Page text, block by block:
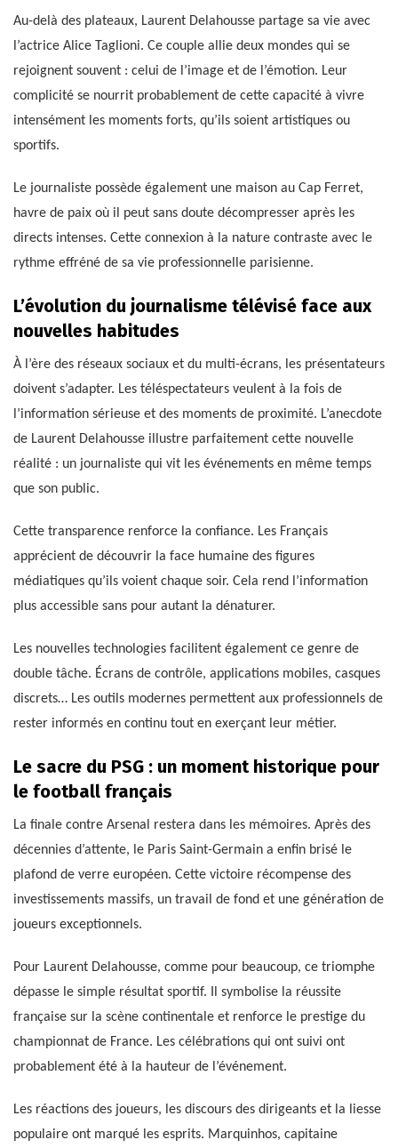
Au-delà des plateaux, Laurent Delahousse partage sa vie avec
l’actrice Alice Taglioni. Ce couple allie deux mondes qui se
rejoignent souvent : celui de l’image et de l’émotion. Leur
complicité se nourrit probablement de cette capacité à vivre
intensément les moments forts, qu’ils soient artistiques ou
sportifs.
Le journaliste possède également une maison au Cap Ferret,
havre de paix où il peut sans doute décompresser après les
directs intenses. Cette connexion à la nature contraste avec le
rythme effréné de sa vie professionnelle parisienne.
L’évolution du journalisme télévisé face aux
nouvelles habitudes
À l’ère des réseaux sociaux et du multi-écrans, les présentateurs
doivent s’adapter. Les téléspectateurs veulent à la fois de
l’information sérieuse et des moments de proximité. L’anecdote
de Laurent Delahousse illustre parfaitement cette nouvelle
réalité : un journaliste qui vit les événements en même temps
que son public.
Cette transparence renforce la confiance. Les Français
apprécient de découvrir la face humaine des figures
médiatiques qu’ils voient chaque soir. Cela rend l’information
plus accessible sans pour autant la dénaturer.
Les nouvelles technologies facilitent également ce genre de
double tâche. Écrans de contrôle, applications mobiles, casques
discrets… Les outils modernes permettent aux professionnels de
rester informés en continu tout en exerçant leur métier.
Le sacre du PSG : un moment historique pour
le football français
La finale contre Arsenal restera dans les mémoires. Après des
décennies d’attente, le Paris Saint-Germain a enfin brisé le
plafond de verre européen. Cette victoire récompense des
investissements massifs, un travail de fond et une génération de
joueurs exceptionnels.
Pour Laurent Delahousse, comme pour beaucoup, ce triomphe
dépasse le simple résultat sportif. Il symbolise la réussite
française sur la scène continentale et renforce le prestige du
championnat de France. Les célébrations qui ont suivi ont
probablement été à la hauteur de l’événement.
Les réactions des joueurs, les discours des dirigeants et la liesse
populaire ont marqué les esprits. Marquinhos, capitaine